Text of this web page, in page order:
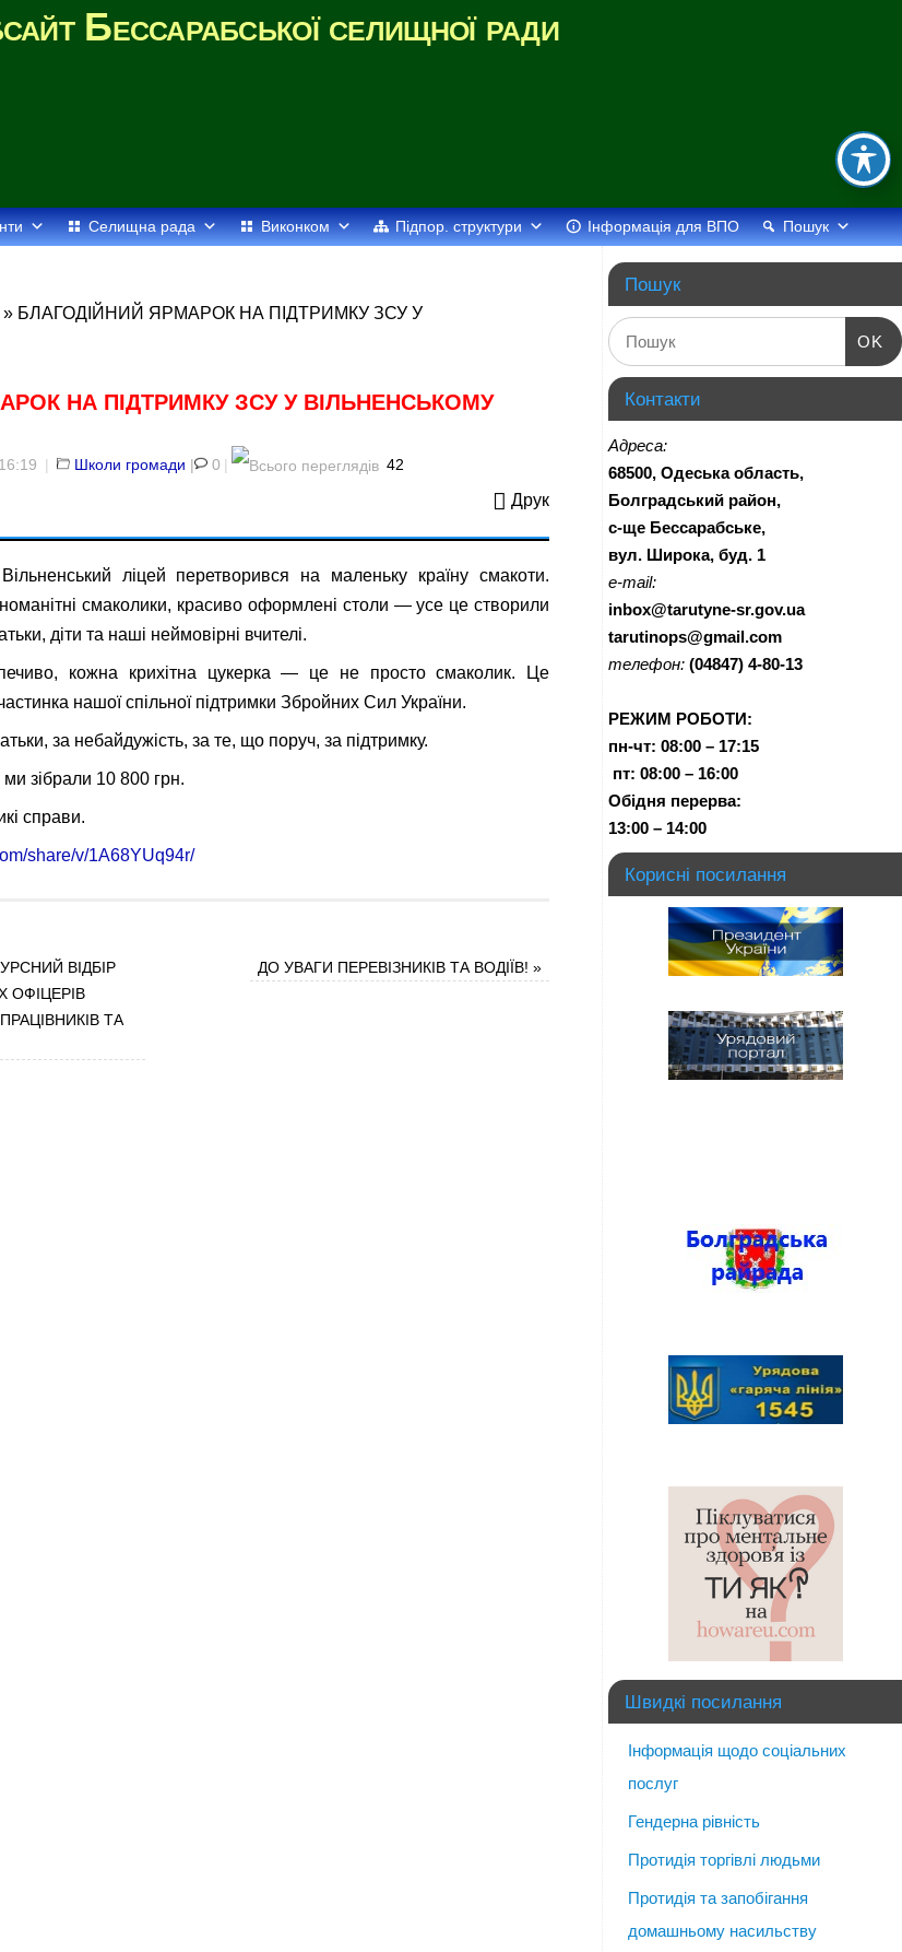
Бессарабської селищної ради
Селищна рада Виконком Підпор. структури Інформація для ВПО Пошук
» БЛАГОДІЙНИЙ ЯРМАРОК НА ПІДТРИМКУ ЗСУ У
НА ПІДТРИМКУ ЗСУ У ВІЛЬНЕНСЬКОМУ
16:19 | Школи громади | 0 | 42
Друк
ліцей перетворився на маленьку країну смакоти.
смаколики, красиво оформлені столи — усе це створили
діти та наші неймовірні вчителі.
кожна крихітна цукерка — це не просто смаколик. Це
нашої спільної підтримки Збройних Сил України.
за небайдужість, за те, що поруч, за підтримку.
зібрали 10 800 грн.
справи.
share/v/1A68YUq94r/
ВІДБІР
ОФІЦЕРІВ
ТА
ДО УВАГИ ПЕРЕВІЗНИКІВ ТА ВОДІЇВ!»
Пошук
OK
Контакти
Адреса:
68500, Одеська область,
Болградський район,
с-ще Бессарабське,
вул. Широка, буд. 1
e-mail:
inbox@tarutyne-sr.gov.ua
tarutinops@gmail.com
телефон: (04847) 4-80-13
РЕЖИМ РОБОТИ:
пн-чт: 08:00 – 17:15
пт: 08:00 – 16:00
Обідня перерва:
13:00 – 14:00
Корисні посилання
Швидкі посилання
Інформація щодо соціальних
послуг
Гендерна рівність
Протидія торгівлі людьми
Протидія та запобігання
домашньому насильству